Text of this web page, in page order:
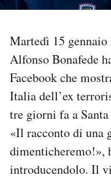
I MIEI PREFERITI
SHOP
CALENDARIO
AREA PERSONALE
Martedì 15
Alfonso Bonafede
Facebook che
Italia dell’ex
tre giorni fa a
«Il racconto di una
introducendolo. Il